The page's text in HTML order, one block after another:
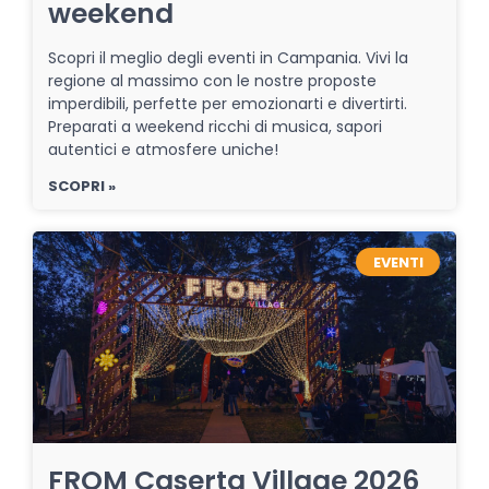
weekend
Scopri il meglio degli eventi in Campania. Vivi la
regione al massimo con le nostre proposte
imperdibili, perfette per emozionarti e divertirti.
Preparati a weekend ricchi di musica, sapori
autentici e atmosfere uniche!
SCOPRI »
EVENTI
FROM Caserta Village 2026